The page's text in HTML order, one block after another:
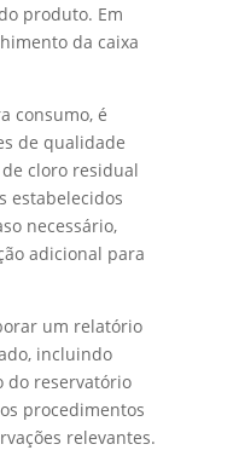
produto. Em
da caixa
consumo, é
de qualidade
cloro residual
estabelecidos
necessário,
adicional para
um relatório
incluindo
do reservatório
procedimentos
relevantes.